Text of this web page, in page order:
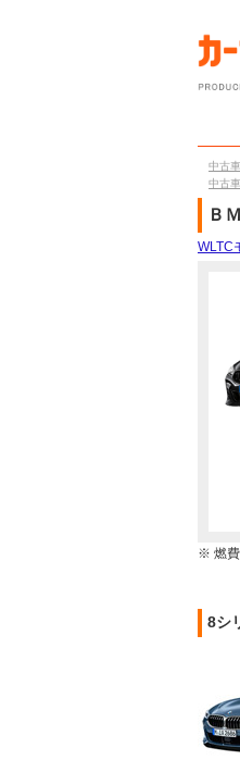
中古
中古
Ｂ
WLTC
※ 燃費
8シ